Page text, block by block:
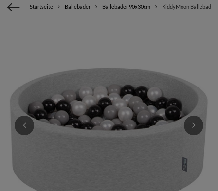
Startseite Bällebäder Bällebäder 90x30cm KiddyMoon Bällebad